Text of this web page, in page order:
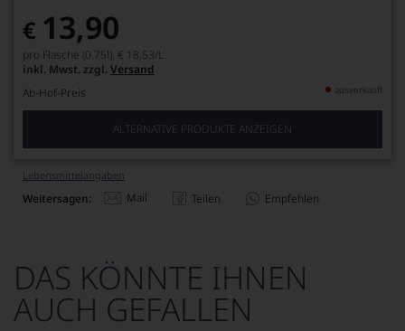
€ 13,90
pro Flasche (0.75l), € 18,53/L
inkl. Mwst. zzgl. Versand
Ab-Hof-Preis
ausverkauft
ALTERNATIVE PRODUKTE ANZEIGEN
Lebensmittel­angaben
Weitersagen: Mail Teilen Empfehlen
DAS KÖNNTE IHNEN
AUCH GEFALLEN